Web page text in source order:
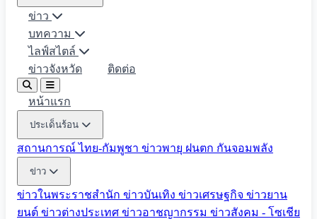
ข่าว
บทความ
ไลฟ์สไตล์
ข่าวจังหวัด
ติดต่อ
หน้าแรก
ประเด็นร้อน
สถานการณ์ ไทย-กัมพูชา ข่าวพายุ ฝนตก กันจอมพลัง
ข่าว
ข่าวในพระราชสำนัก ข่าวบันเทิง ข่าวเศรษฐกิจ ข่าวยาน
ยนต์ ข่าวต่างประเทศ ข่าวอาชญากรรม ข่าวสังคม - โซเชีย